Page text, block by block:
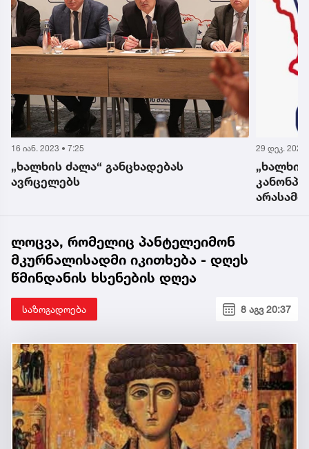
16 იან. 2023 • 7:25
„ხალხის ძალა“ განცხადებას
ავრცელებს
29 დეკ. 2022
ლოცვა, რომელიც პანტელეიმონ
მკურნალისადმი იკითხება - დღეს
წმინდანის ხსენების დღეა
საზოგადოება 8 აგვ 20:37